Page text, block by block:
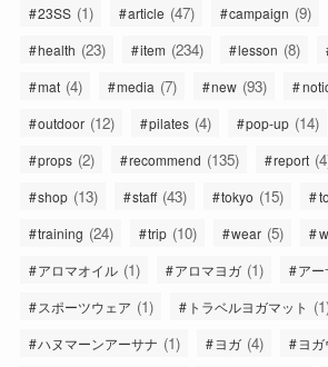
23SS (1) article (47) campaign (9)
health (23) item (234) lesson (8)
mat (4) media (7) new (93)
outdoor (12) pilates (4) pop-up (14)
props (2) recommend (135) report
shop (13) staff (43) tokyo (15)
training (24) trip (10) wear (5)
アロマオイル (1) アロマヨガ (1) アー
スポーツウェア (1) トラベルヨガマット
ハヌマーンアーサナ (1) ヨガ (4) ヨ